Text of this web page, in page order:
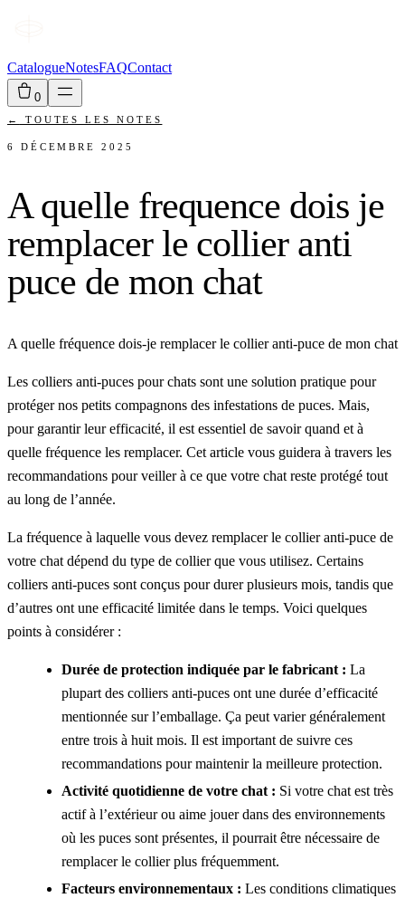
CatalogueNotesFAQContact
0
← TOUTES LES NOTES
6 DÉCEMBRE 2025
A quelle frequence dois je
remplacer le collier anti
puce de mon chat
A quelle fréquence dois-je remplacer le collier anti-puce de mon chat
Les colliers anti-puces pour chats sont une solution pratique pour
protéger nos petits compagnons des infestations de puces. Mais,
pour garantir leur efficacité, il est essentiel de savoir quand et à
quelle fréquence les remplacer. Cet article vous guidera à travers les
recommandations pour veiller à ce que votre chat reste protégé tout
au long de l’année.
La fréquence à laquelle vous devez remplacer le collier anti-puce de
votre chat dépend du type de collier que vous utilisez. Certains
colliers anti-puces sont conçus pour durer plusieurs mois, tandis que
d’autres ont une efficacité limitée dans le temps. Voici quelques
points à considérer :
Durée de protection indiquée par le fabricant : La
plupart des colliers anti-puces ont une durée d’efficacité
mentionnée sur l’emballage. Ça peut varier généralement
entre trois à huit mois. Il est important de suivre ces
recommandations pour maintenir la meilleure protection.
Activité quotidienne de votre chat : Si votre chat est très
actif à l’extérieur ou aime jouer dans des environnements
où les puces sont présentes, il pourrait être nécessaire de
remplacer le collier plus fréquemment.
Facteurs environnementaux : Les conditions climatiques